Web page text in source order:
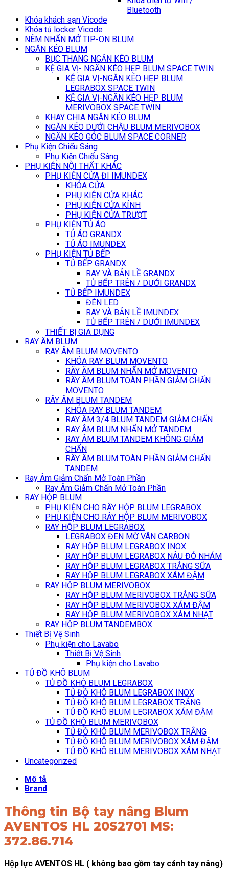
Bluetooth
Khóa khách sạn Vicode
Khóa tủ locker Vicode
NÊM NHẤN MỞ TIP-ON BLUM
NGĂN KÉO BLUM
BỤC THANG NGĂN KÉO BLUM
KỆ GIA VỊ- NGĂN KÉO HẸP BLUM SPACE TWIN
KỆ GIA VỊ-NGĂN KÉO HẸP BLUM
LEGRABOX SPACE TWIN
KỆ GIA VỊ-NGĂN KÉO HẸP BLUM
MERIVOBOX SPACE TWIN
KHAY CHIA NGĂN KÉO BLUM
NGĂN KÉO DƯỚI CHẬU BLUM MERIVOBOX
NGĂN KÉO GÓC BLUM SPACE CORNER
Phụ Kiện Chiếu Sáng
Phụ Kiện Chiếu Sáng
PHỤ KIỆN NỘI THẤT KHÁC
PHỤ KIỆN CỬA ĐI IMUNDEX
KHÓA CỬA
PHỤ KIỆN CỬA KHÁC
PHỤ KIỆN CỬA KÍNH
PHỤ KIỆN CỬA TRƯỢT
PHỤ KIỆN TỦ ÁO
TỦ ÁO GRANDX
TỦ ÁO IMUNDEX
PHỤ KIỆN TỦ BẾP
TỦ BẾP GRANDX
RAY VÀ BẢN LỀ GRANDX
TỦ BẾP TRÊN / DƯỚI GRANDX
TỦ BẾP IMUNDEX
ĐÈN LED
RAY VÀ BẢN LỀ IMUNDEX
TỦ BẾP TRÊN / DƯỚI IMUNDEX
THIẾT BỊ GIA DỤNG
RAY ÂM BLUM
RAY ÂM BLUM MOVENTO
KHÓA RAY BLUM MOVENTO
RÂY ÂM BLUM NHẤN MỞ MOVENTO
RÂY ÂM BLUM TOÀN PHẦN GIẢM CHẤN
MOVENTO
RÂY ÂM BLUM TANDEM
KHÓA RAY BLUM TANDEM
RAY ÂM 3/4 BLUM TANDEM GIẢM CHẤN
RAY ÂM BLUM NHẤN MỞ TANDEM
RAY ÂM BLUM TANDEM KHÔNG GIẢM
CHẤN
RÂY ÂM BLUM TOÀN PHẦN GIẢM CHẤN
TANDEM
Ray Âm Giảm Chấn Mở Toàn Phần
Ray Âm Giảm Chấn Mở Toàn Phần
RAY HỘP BLUM
PHỤ KIỆN CHO RÂY HỘP BLUM LEGRABOX
PHỤ KIỆN CHO RÂY HỘP BLUM MERIVOBOX
RAY HỘP BLUM LEGRABOX
LEGRABOX ĐEN MỜ VÂN CARBON
RAY HỘP BLUM LEGRABOX INOX
RAY HỘP BLUM LEGRABOX NÂU ĐỎ NHÁM
RAY HỘP BLUM LEGRABOX TRẮNG SỮA
RAY HỘP BLUM LEGRABOX XÁM ĐẬM
RAY HỘP BLUM MERIVOBOX
RAY HỘP BLUM MERIVOBOX TRẮNG SỮA
RAY HỘP BLUM MERIVOBOX XÁM ĐẬM
RAY HỘP BLUM MERIVOBOX XÁM NHẠT
RAY HỘP BLUM TANDEMBOX
Thiết Bị Vệ Sinh
Phụ kiện cho Lavabo
Thiết Bị Vệ Sinh
Phụ kiện cho Lavabo
TỦ ĐỒ KHÔ BLUM
TỦ ĐỒ KHÔ BLUM LEGRABOX
TỦ ĐỒ KHÔ BLUM LEGRABOX INOX
TỦ ĐỒ KHÔ BLUM LEGRABOX TRẮNG
TỦ ĐỒ KHÔ BLUM LEGRABOX XÁM ĐẬM
TỦ ĐỒ KHÔ BLUM MERIVOBOX
TỦ ĐỒ KHÔ BLUM MERIVOBOX TRẮNG
TỦ ĐỒ KHÔ BLUM MERIVOBOX XÁM ĐẬM
TỦ ĐỒ KHÔ BLUM MERIVOBOX XÁM NHẠT
Uncategorized
Mô tả
Brand
Thông tin Bộ tay nâng Blum
AVENTOS HL 20S2701 MS:
372.86.714
Hộp lực AVENTOS HL ( không bao gồm tay cánh tay nâng)